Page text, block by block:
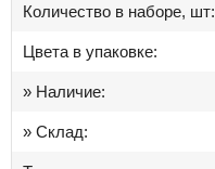
Количество в наборе, шт:
Цвета в упаковке:
» Наличие:
» Склад: